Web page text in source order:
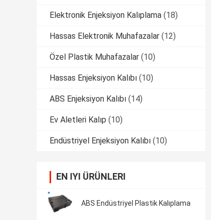
Elektronik Enjeksiyon Kalıplama (18)
Hassas Elektronik Muhafazalar (12)
Özel Plastik Muhafazalar (10)
Hassas Enjeksiyon Kalıbı (10)
ABS Enjeksiyon Kalıbı (14)
Ev Aletleri Kalıp (10)
Endüstriyel Enjeksiyon Kalıbı (10)
EN IYI ÜRÜNLERI
ABS Endüstriyel Plastik Kalıplama